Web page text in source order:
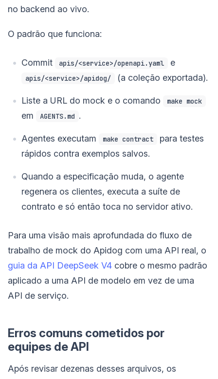
no backend ao vivo.
O padrão que funciona:
Commit apis/<service>/openapi.yaml e
apis/<service>/apidog/ (a coleção exportada).
Liste a URL do mock e o comando make mock
em AGENTS.md .
Agentes executam make contract
para testes
rápidos contra exemplos salvos.
Quando a especificação muda, o agente
regenera os clientes, executa a suíte de
contrato e só então toca no servidor ativo.
Para uma visão mais aprofundada do fluxo de
trabalho de mock do Apidog com uma API real, o
guia da API DeepSeek V4 cobre o mesmo padrão
aplicado a uma API de modelo em vez de uma
API de serviço.
Erros comuns cometidos por
equipes de API
Após revisar dezenas desses arquivos, os